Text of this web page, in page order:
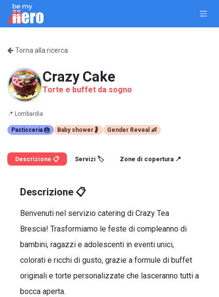
Passa al contenuto
Torna alla ricerca
Crazy Cake
Torte e buffet da sogno
📍 Lombardia
Pasticceria 🎂 Baby shower🤰 Gender Reveal 👶
Descrizione 📋 Servizi 🏷️ Zone di copertura 📍
Descrizione 📋
Benvenuti nel servizio catering di Crazy Tea
Brescia! Trasformiamo le feste di compleanno di
bambini, ragazzi e adolescenti in eventi unici,
colorati e ricchi di gusto, grazie a formule di buffet
originali e torte personalizzate che lasceranno tutti a
bocca aperta.